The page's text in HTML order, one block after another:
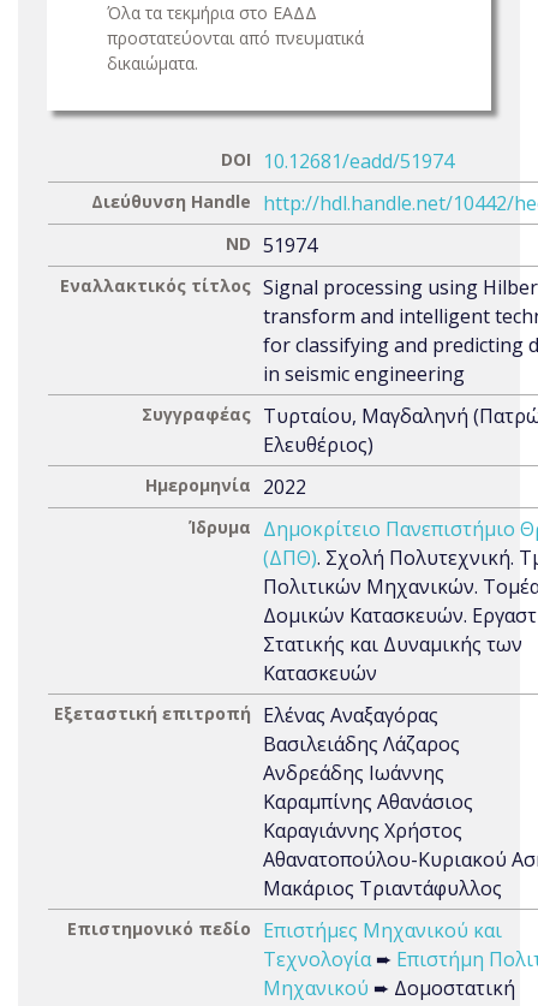
Όλα τα τεκμήρια στο ΕΑΔΔ
προστατεύονται από πνευματικά
δικαιώματα.
DOI 10.12681/eadd/51974
Διεύθυνση Handle http://hdl.handle.net/10442/
ND 51974
Εναλλακτικός τίτλος Signal processing using
transform and intelligent
for classifying and predicting
in seismic engineering
Συγγραφέας Τυρταίου, Μαγδαληνή
Ελευθέριος)
Ημερομηνία 2022
Ίδρυμα
Δημοκρίτειο Πανεπιστήμιο
(ΔΠΘ). Σχολή Πολυτεχνική.
Πολιτικών Μηχανικών.
Δομικών Κατασκευών.
Στατικής και Δυναμικής των
Κατασκευών
Εξεταστική επιτροπή
Ελένας Αναξαγόρας
Βασιλειάδης Λάζαρος
Ανδρεάδης Ιωάννης
Καραμπίνης Αθανάσιος
Καραγιάννης Χρήστος
Αθανατοπούλου-Κυριακού
Μακάριος Τριαντάφυλλος
Επιστημονικό πεδίο
Επιστήμες Μηχανικού και
Τεχνολογία➨ Επιστήμη
Μηχανικού ➨ Δομοστατική